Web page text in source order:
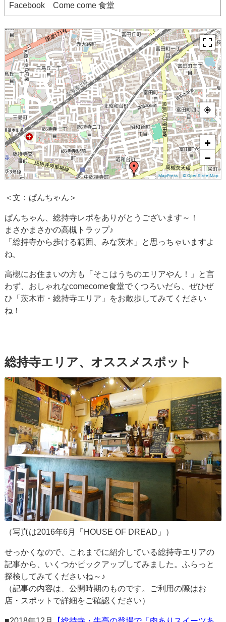
Facebook Come come 食堂
+
−
MapPress| © OpenStreetMap
＜文：ぱんちゃん＞
ぱんちゃん、総持寺レポをありがとうございます～！
まさかまさかの高槻トラップ♪
「総持寺から歩ける範囲、みな茨木」と思っちゃいますよ
ね。
高槻にお住まいの方も「そこはうちのエリアやん！」と言
わず、おしゃれなcomecome食堂でくつろいだら、ぜひぜ
ひ「茨木市・総持寺エリア」をお散歩してみてください
ね！
総持寺エリア、オススメスポット
（写真は2016年6月「HOUSE OF DREAD」）
せっかくなので、これまでに紹介している総持寺エリアの
記事から、いくつかピックアップしてみました。ふらっと
探検してみてくださいね～♪
（記事の内容は、公開時期のものです。ご利用の際はお
店・スポットで詳細をご確認ください）